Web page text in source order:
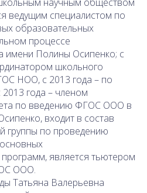
ведущим специалистом по
образовательных
процессе
имени Полины Осипенко; с
школьного
НОО, с 2013 года – по
года – членом
по введению ФГОС ООО в
входит в состав
группы по проведению
является тьютером
ООО.
Татьяна Валерьевна